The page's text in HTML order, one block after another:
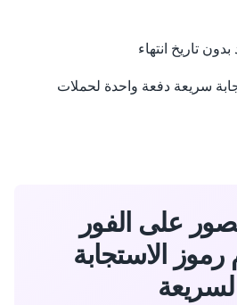
تاريخ انتهاء
سريعة دفعة واحدة لحملات
على الفور
الاستجابة